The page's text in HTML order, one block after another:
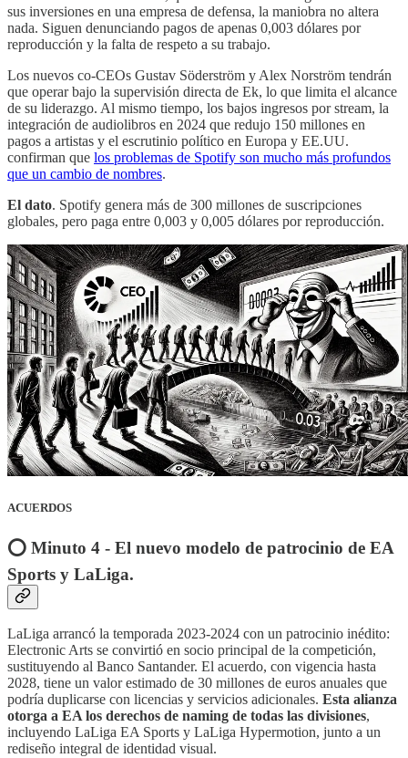
sus inversiones en una empresa de defensa, la maniobra no altera
nada. Siguen denunciando pagos de apenas 0,003 dólares por
reproducción y la falta de respeto a su trabajo.
Los nuevos co-CEOs Gustav Söderström y Alex Norström tendrán
que operar bajo la supervisión directa de Ek, lo que limita el alcance
de su liderazgo. Al mismo tiempo, los bajos ingresos por stream, la
integración de audiolibros en 2024 que redujo 150 millones en
pagos a artistas y el escrutinio político en Europa y EE.UU.
confirman que los problemas de Spotify son mucho más profundos
que un cambio de nombres.
El dato. Spotify genera más de 300 millones de suscripciones
globales, pero paga entre 0,003 y 0,005 dólares por reproducción.
ACUERDOS
⭕️ Minuto 4 - El nuevo modelo de patrocinio de EA
Sports y LaLiga.
LaLiga arrancó la temporada 2023-2024 con un patrocinio inédito:
Electronic Arts se convirtió en socio principal de la competición,
sustituyendo al Banco Santander. El acuerdo, con vigencia hasta
2028, tiene un valor estimado de 30 millones de euros anuales que
podría duplicarse con licencias y servicios adicionales. Esta alianza
otorga a EA los derechos de naming de todas las divisiones,
incluyendo LaLiga EA Sports y LaLiga Hypermotion, junto a un
rediseño integral de identidad visual.